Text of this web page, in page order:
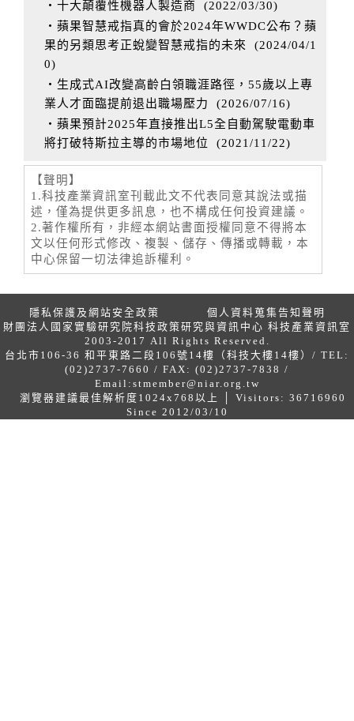
‧十大顛覆性機器人製造商
(2022/03/30)
‧蘋果智慧戒指真的會於2024年WWDC公布？蘋
果的另類思考正蛻變智慧戒指的未來
(2024/04/1
0)
‧生成式AI改變高齡白領職涯路徑，55歲以上專
業人才面臨提前退出職場壓力
(2026/07/16)
‧蘋果預計2025年直接推出L5全自動駕駛電動車
將打破特斯拉主導的市場地位
(2021/11/22)
【聲明】
1.科技產業資訊室刊載此文不代表同意其說法或描
述，僅為提供更多訊息，也不構成任何投資建議。
2.著作權所有，非經本網站書面授權同意不得將本
文以任何形式修改、複製、儲存、傳播或轉載，本
中心保留一切法律追訴權利。
隱私保護及網站安全政策
個人資料蒐集告知聲明
財團法人國家實驗研究院科技政策研究與資訊中心 科技產業資訊室
2003-2017 All Rights Reserved.
台北市106-36 和平東路二段106號14樓（科技大樓14樓）/ TEL:
(02)2737-7660 / FAX: (02)2737-7838 /
Email: stmember@niar.org.tw
瀏覽器建議最佳解析度1024x768以上 │ Visitors: 36716960
Since 2012/03/10